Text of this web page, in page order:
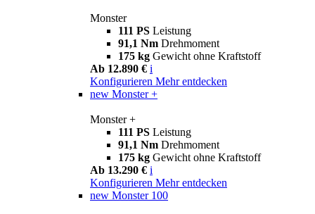
Monster
111 PS Leistung
91,1 Nm Drehmoment
175 kg Gewicht ohne Kraftstoff
Ab 12.890 € i
Konfigurieren Mehr entdecken
new Monster +
Monster +
111 PS Leistung
91,1 Nm Drehmoment
175 kg Gewicht ohne Kraftstoff
Ab 13.290 € i
Konfigurieren Mehr entdecken
new Monster 100